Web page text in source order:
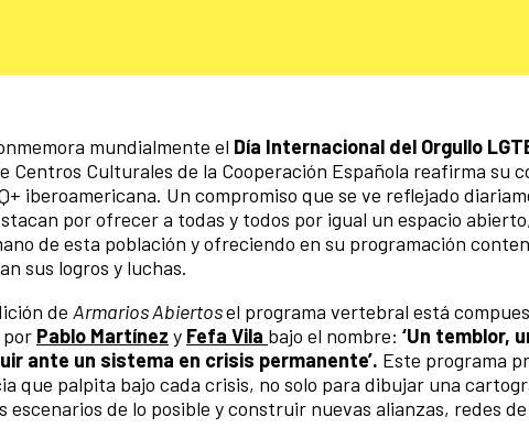
mundialmente el Día Internacional del Orgullo
Centros Culturales de la Cooperación Española reafirma su
iberoamericana. Un compromiso que se ve reflejado
por ofrecer a todas y todos por igual un espacio
de esta población y ofreciendo en su programación
sus logros y luchas.
de Armarios Abiertosel programa vertebral está
Pablo Martínez y Fefa Vila bajo el nombre: ‘Un temblor,
ante un sistema en crisis permanente’. Este programa
que palpita bajo cada crisis, no solo para dibujar una
escenarios de lo posible y construir nuevas alianzas, redes